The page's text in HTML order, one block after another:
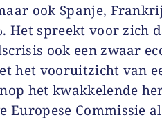
ook Spanje,
Het spreekt voor zich
ook een zwaar
het vooruitzicht van
het kwakkelende
Europese Commissie